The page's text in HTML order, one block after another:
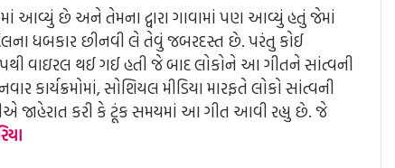
આવ્યું છે અને તેમના દ્વારા ગાવામાં પણ આવ્યું હતું જેમાં
ધબકાર છીનવી લે તેવું જબરદસ્ત છે. પરંતુ કોઈ
ઝડપથી વાઇરલ થઈ ગઈ હતી જે બાદ લોકોને આ ગીતને સાંત્વની
સોશિયલ મીડિયા મારફતે લોકો સાંત્વની
જાહેરાત કરી કે ટૂંક સમયમાં આ ગીત આવી રહ્યુ છે. જે